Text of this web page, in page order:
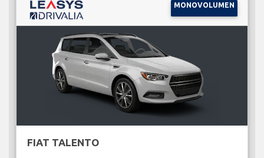
MONOVOLUMEN
FIAT TALENTO